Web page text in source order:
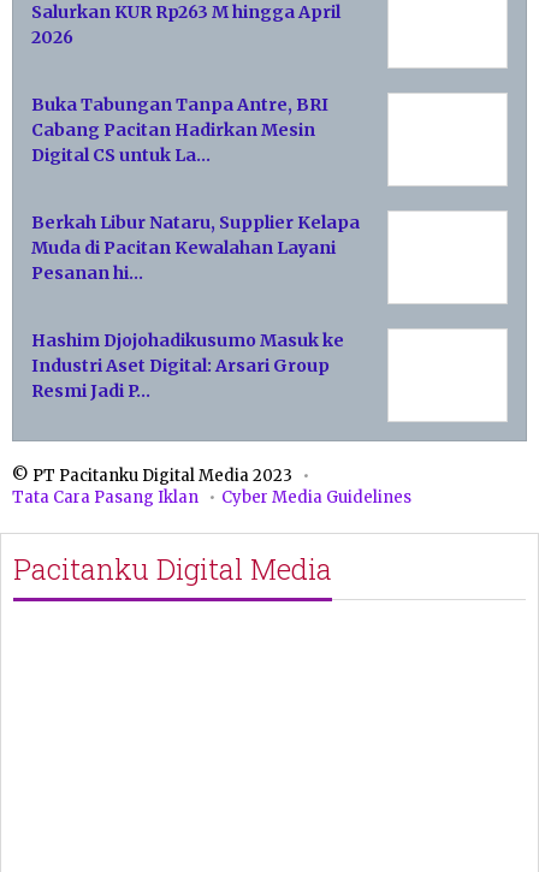
Salurkan KUR Rp263 M hingga April
2026
Buka Tabungan Tanpa Antre, BRI
Cabang Pacitan Hadirkan Mesin
Digital CS untuk La…
Berkah Libur Nataru, Supplier Kelapa
Muda di Pacitan Kewalahan Layani
Pesanan hi…
Hashim Djojohadikusumo Masuk ke
Industri Aset Digital: Arsari Group
Resmi Jadi P…
© PT Pacitanku Digital Media 2023
Tata Cara Pasang Iklan
Cyber Media Guidelines
Pacitanku Digital Media